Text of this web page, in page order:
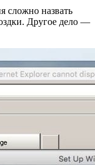
сложно назвать
Другое дело —